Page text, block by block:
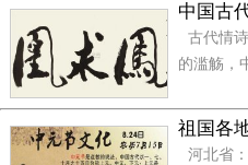
放的梅花、深秋独放的菊
形迹远山、赏心怡情的特
花无愧为花中之冠。全词
性修养却不为人识的幽怨
中国古
古代情
的滥觞，
祖国各
河北省